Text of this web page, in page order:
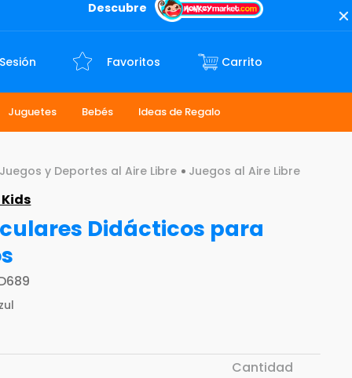
Descubre
Favoritos
Juguetes Bebés Ideas de Regalo
Juegos y Deportes al Aire Libre Juegos al Aire Libre
Kids
Didácticos para
Cantidad